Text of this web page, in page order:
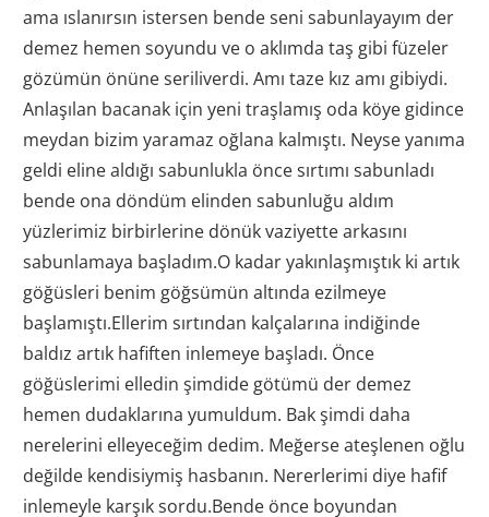
ama ıslanırsın istersen bende seni sabunlayayım der
demez hemen soyundu ve o aklımda taş gibi füzeler
gözümün önüne seriliverdi. Amı taze kız amı gibiydi.
Anlaşılan bacanak için yeni traşlamış oda köye gidince
meydan bizim yaramaz oğlana kalmıştı. Neyse yanıma
geldi eline aldığı sabunlukla önce sırtımı sabunladı
bende ona döndüm elinden sabunluğu aldım
yüzlerimiz birbirlerine dönük vaziyette arkasını
sabunlamaya başladım.O kadar yakınlaşmıştık ki artık
göğüsleri benim göğsümün altında ezilmeye
başlamıştı.Ellerim sırtından kalçalarına indiğinde
baldız artık hafiften inlemeye başladı. Önce
göğüslerimi elledin şimdide götümü der demez
hemen dudaklarına yumuldum. Bak şimdi daha
nerelerini elleyeceğim dedim. Meğerse ateşlenen oğlu
değilde kendisiymiş hasbanın. Nererlerimi diye hafif
inlemeyle karşık sordu.Bende önce boyundan